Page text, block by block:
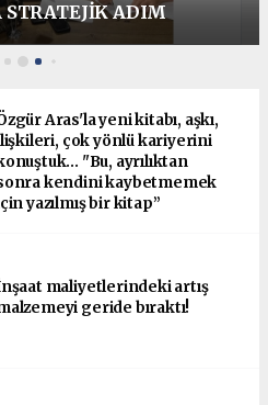
İçin Yollarda
Aras'la yeni kitabı, aşkı,
çok yönlü kariyerini
"Bu, ayrılıktan
kendini kaybetmemek
yazılmış bir kitap”
maliyetlerindeki artış
geride bıraktı!